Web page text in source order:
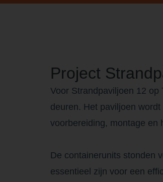
Project
Voor Strandpaviljoen 12
deuren. Het paviljoen
voorbereiding, montage en
De containerunits stonden
essentieel zijn voor een